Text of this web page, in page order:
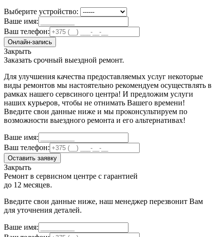
Выберите устройство:
Ваше имя:
Ваш телефон:
Онлайн-запись
Закрыть
Заказать срочный выездной ремонт.
Для улучшения качества предоставляемых услуг некоторые
виды ремонтов мы настоятельно рекомендуем осуществлять в
рамках нашего сервсиного центра! И предложим услуги
наших курьеров, чтобы не отнимать Вашего времени!
Введите свои данные ниже и мы проконсультируем по
возможности выездного ремонта и его альтернативах!
Ваше имя:
Ваш телефон:
Оставить заявку
Закрыть
Ремонт в сервисном центре с гарантией
до 12 месяцев.
Введите свои данные ниже, наш менеджер перезвонит Вам
для уточнения деталей.
Ваше имя: